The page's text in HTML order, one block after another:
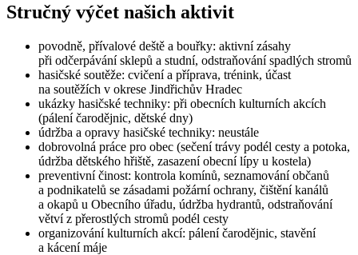
Stručný výčet našich aktivit
povodně, přívalové deště a bouřky: aktivní zásahy
při odčerpávání sklepů a studní, odstraňování spadlých stromů
hasičské soutěže: cvičení a příprava, trénink, účast
na soutěžích v okrese Jindřichův Hradec
ukázky hasičské techniky: při obecních kulturních akcích
(pálení čarodějnic, dětské dny)
údržba a opravy hasičské techniky: neustále
dobrovolná práce pro obec (sečení trávy podél cesty a potoka,
údržba dětského hřiště, zasazení obecní lípy u kostela)
preventivní činost: kontrola komínů, seznamování občanů
a podnikatelů se zásadami požární ochrany, čištění kanálů
a okapů u Obecního úřadu, údržba hydrantů, odstraňování
větví z přerostlých stromů podél cesty
organizování kulturních akcí: pálení čarodějnic, stavění
a kácení máje